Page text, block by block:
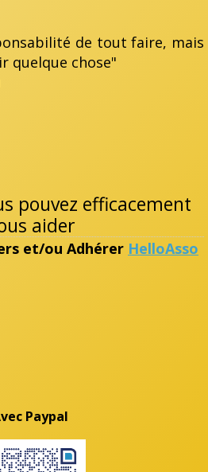
de tout faire, mais
quelque chose"
pouvez efficacement
aider
et/ou Adhérer HelloAsso
Paypal